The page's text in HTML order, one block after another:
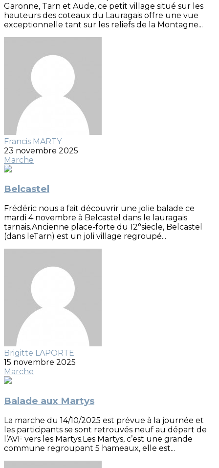
Garonne, Tarn et Aude, ce petit village situé sur les
hauteurs des coteaux du Lauragais offre une vue
exceptionnelle tant sur les reliefs de la Montagne...
Francis MARTY
23 novembre 2025
Marche
Belcastel
Frédéric nous a fait découvrir une jolie balade ce
mardi 4 novembre à Belcastel dans le lauragais
tarnais.Ancienne place-forte du 12°siecle, Belcastel
(dans leTarn) est un joli village regroupé...
Brigitte LAPORTE
15 novembre 2025
Marche
Balade aux Martys
La marche du 14/10/2025 est prévue à la journée et
les participants se sont retrouvés neuf au départ de
l’AVF vers les Martys.Les Martys, c’est une grande
commune regroupant 5 hameaux, elle est...